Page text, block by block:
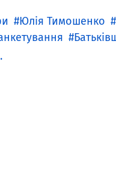
Юлія Тимошенко